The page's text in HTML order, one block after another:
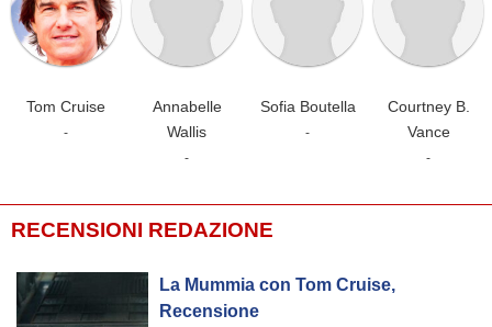
Tom Cruise
-
Annabelle
Wallis
-
Sofia Boutella
-
Courtney B.
Vance
-
RECENSIONI REDAZIONE
La Mummia con Tom Cruise,
Recensione